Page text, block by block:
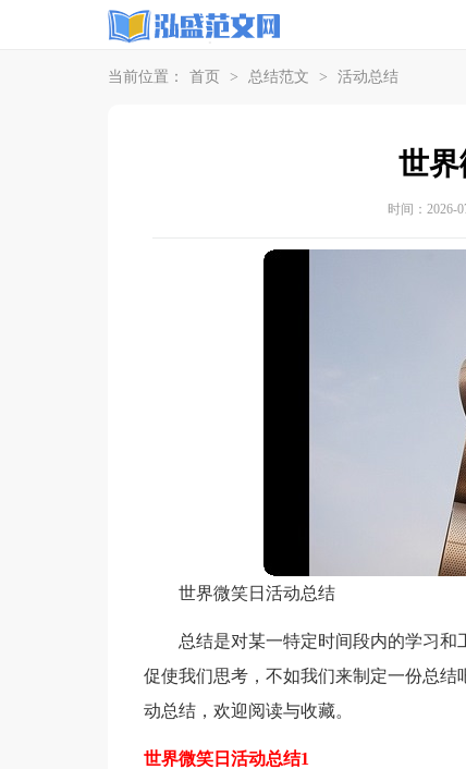
当前位置： 首页 > 总结范文 > 活动总结
世
时间：2026-
世界微笑日活动总结
总结是对某一特定时间段内的学习
促使我们思考，不如我们来制定一份总
动总结，欢迎阅读与收藏。
世界微笑日活动总结1